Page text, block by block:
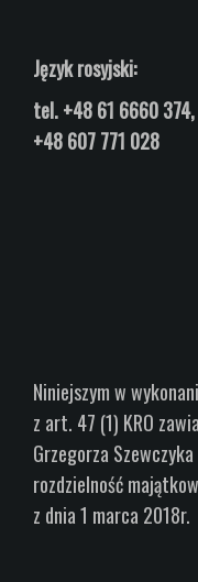
Język rosyjski:
tel.+48 61 6660 374,
+48 607 771 028
Niniejszym w
z art. 47 (1) KRO
Grzegorza
rozdzielność
z dnia 1 marca 2018r.